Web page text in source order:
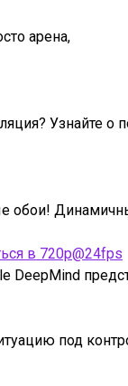
арена,
Узнайте
обои!
в 720p@24fps
DeepMind
под